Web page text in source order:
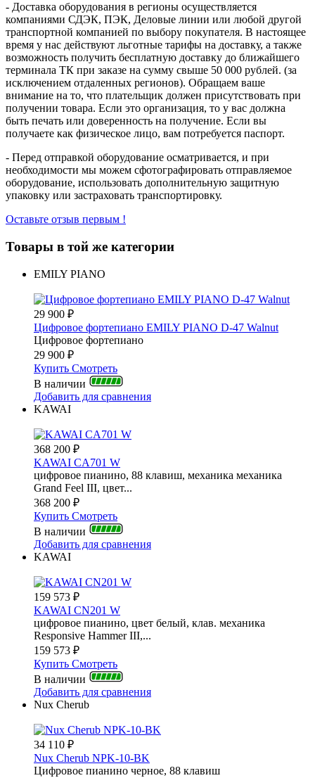
- Доставка оборудования в регионы осуществляется
компаниями СДЭК, ПЭК, Деловые линии или любой другой
транспортной компанией по выбору покупателя. В настоящее
время у нас действуют льготные тарифы на доставку, а также
возможность получить бесплатную доставку до ближайшего
терминала ТК при заказе на сумму свыше 50 000 рублей. (за
исключением отдаленных регионов). Обращаем ваше
внимание на то, что плательщик должен присутствовать при
получении товара. Если это организация, то у вас должна
быть печать или доверенность на получение. Если вы
получаете как физическое лицо, вам потребуется паспорт.
- Перед отправкой оборудование осматривается, и при
необходимости мы можем сфотографировать отправляемое
оборудование, использовать дополнительную защитную
упаковку или застраховать транспортировку.
Оставьте отзыв первым !
Товары в той же категории
EMILY PIANO
29 900 ₽
Цифровое фортепиано EMILY PIANO D-47 Walnut
Цифровое фортепиано
29 900 ₽
Купить Смотреть
В наличии
Добавить для сравнения
KAWAI
368 200 ₽
KAWAI CA701 W
цифровое пианино, 88 клавиш, механика механика
Grand Feel III, цвет...
368 200 ₽
Купить Смотреть
В наличии
Добавить для сравнения
KAWAI
159 573 ₽
KAWAI CN201 W
цифровое пианино, цвет белый, клав. механика
Responsive Hammer III,...
159 573 ₽
Купить Смотреть
В наличии
Добавить для сравнения
Nux Cherub
34 110 ₽
Nux Cherub NPK-10-BK
Цифровое пианино черное, 88 клавиш